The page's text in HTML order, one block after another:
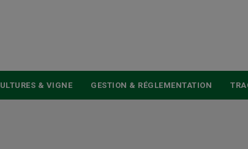
& VIGNE GESTION & RÉGLEMENTATION